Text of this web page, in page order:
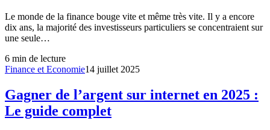
Le monde de la finance bouge vite et même très vite. Il y a encore
dix ans, la majorité des investisseurs particuliers se concentraient sur
une seule…
6 min de lecture
Finance et Economie14 juillet 2025
Gagner de l’argent sur internet en 2025 :
Le guide complet